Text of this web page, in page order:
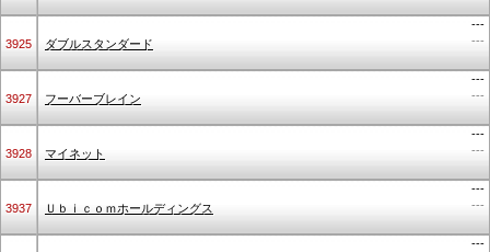
3925 ダブルスタンダード
---
---
3927 フーバーブレイン
---
---
3928 マイネット
---
---
3937 Ｕｂｉｃｏｍホールディングス
---
---
---